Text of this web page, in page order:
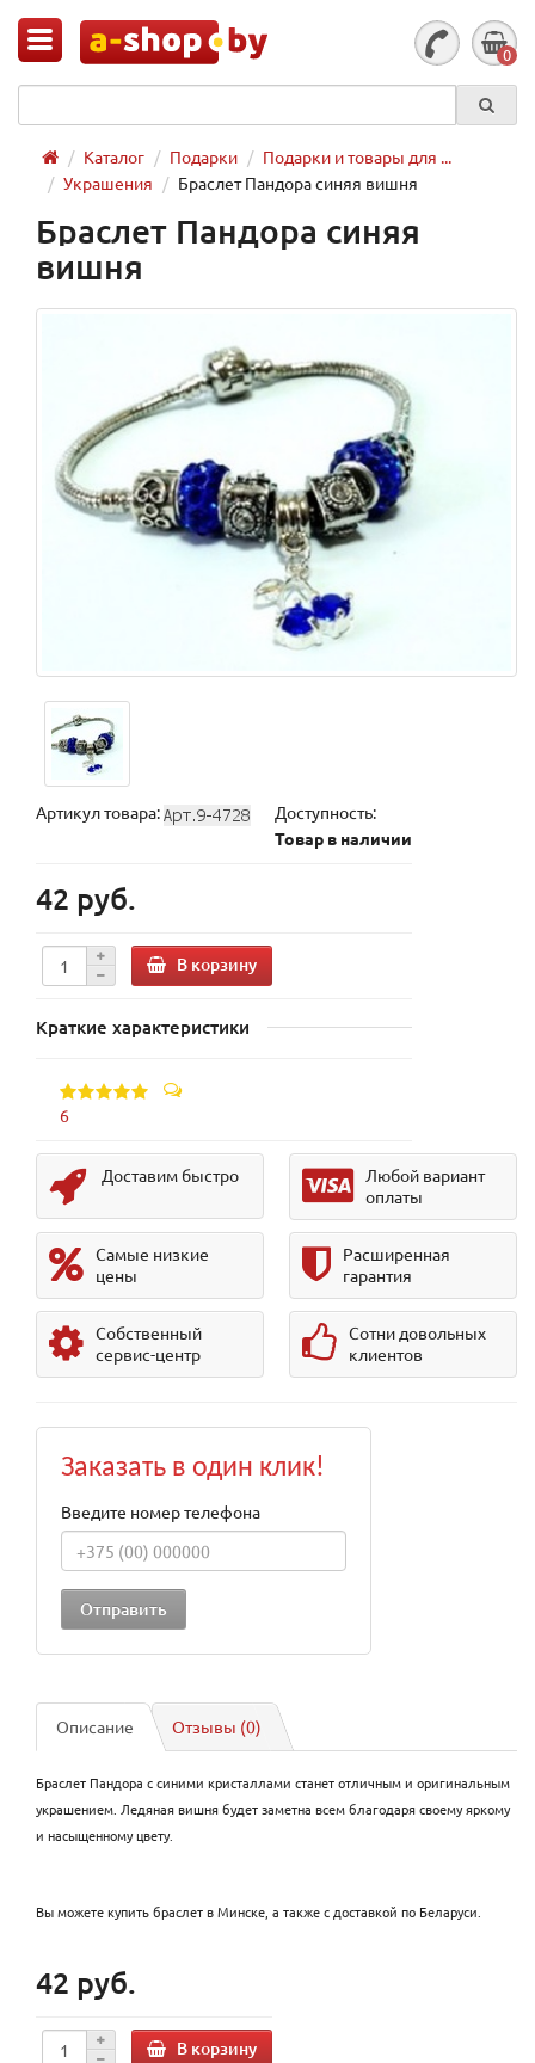
0
Каталог Подарки
Подарки и товары для ...
Украшения
Браслет Пандора синяя вишня
Браслет Пандора синяя
вишня
Артикул товара:
Доступность:
Товар в наличии
42 руб.
В корзину
Краткие характеристики
6
Доставим быстро
Любой вариант
оплаты
Самые низкие
цены
Расширенная
гарантия
Собственный
сервис-центр
Сотни довольных
клиентов
Заказать в один клик!
Введите номер телефона
Описание Отзывы (0)
Браслет Пандора с синими кристаллами станет отличным и оригинальным
украшением. Ледяная вишня будет заметна всем благодаря своему яркому
и насыщенному цвету.
Вы можете купить браслет в Минске, а также с доставкой по Беларуси.
42 руб.
В корзину